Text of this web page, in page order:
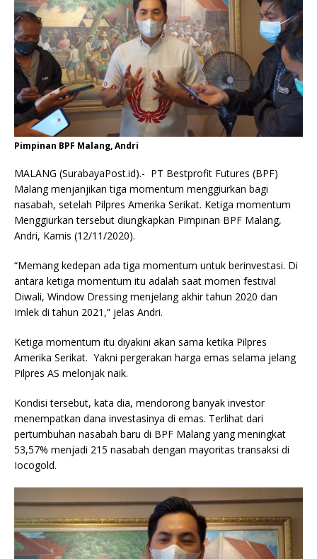
Pimpinan BPF Malang, Andri
MALANG (SurabayaPost.id).- PT Bestprofit Futures (BPF)
Malang menjanjikan tiga momentum menggiurkan bagi
nasabah, setelah Pilpres Amerika Serikat. Ketiga momentum
Menggiurkan tersebut diungkapkan Pimpinan BPF Malang,
Andri, Kamis (12/11/2020).
“Memang kedepan ada tiga momentum untuk berinvestasi. Di
antara ketiga momentum itu adalah saat momen festival
Diwali, Window Dressing menjelang akhir tahun 2020 dan
Imlek di tahun 2021,” jelas Andri.
Ketiga momentum itu diyakini akan sama ketika Pilpres
Amerika Serikat. Yakni pergerakan harga emas selama jelang
Pilpres AS melonjak naik.
Kondisi tersebut, kata dia, mendorong banyak investor
menempatkan dana investasinya di emas. Terlihat dari
pertumbuhan nasabah baru di BPF Malang yang meningkat
53,57% menjadi 215 nasabah dengan mayoritas transaksi di
Iocogold.